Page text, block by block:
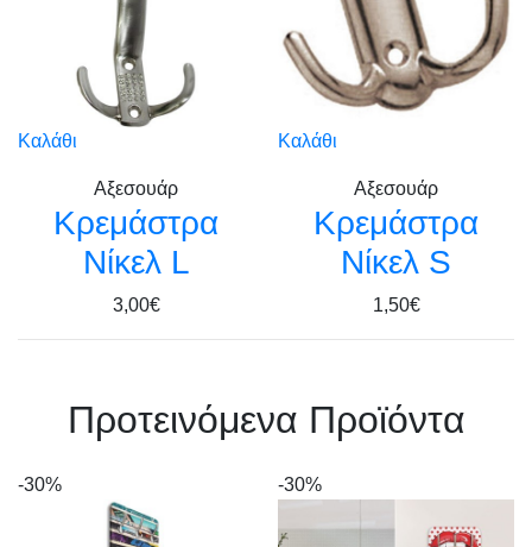
Καλάθι
Αξεσουάρ
Κρεμάστρα
Νίκελ L
3,00€
Καλάθι
Αξεσουάρ
Κρεμάστρα
Νίκελ S
1,50€
Πρoτεινόμενα Προϊόντα
-30% -30%